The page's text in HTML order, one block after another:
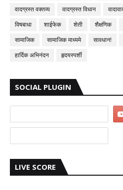
वादग्रस्त वक्तव्य
वादग्रस्त विधान
विषबाधा
शाईफेक शेती शैक्षणिक
सामाजिक
सामाजिक माध्यमे सावधान!
हार्दिक अभिनंदन
हृदयस्पर्शी
SOCIAL PLUGIN
LIVE SCORE